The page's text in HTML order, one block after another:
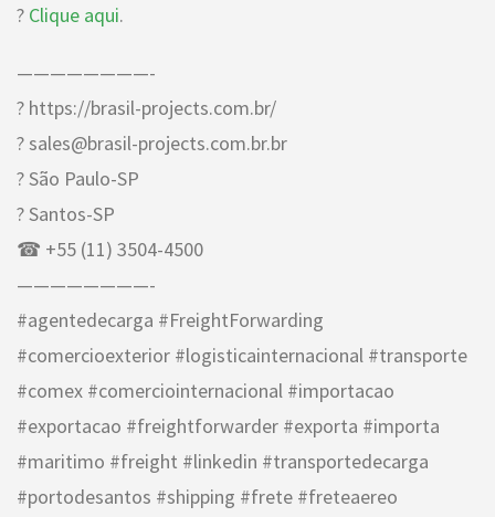
? Clique aqui.
————————-
? https://brasil-projects.com.br/
? sales@brasil-projects.com.br.br
? São Paulo-SP
? Santos-SP
☎ +55 (11) 3504-4500
————————-
#agentedecarga #FreightForwarding
#comercioexterior #logisticainternacional #transporte
#comex #comerciointernacional #importacao
#exportacao #freightforwarder #exporta #importa
#maritimo #freight #linkedin #transportedecarga
#portodesantos #shipping #frete #freteaereo